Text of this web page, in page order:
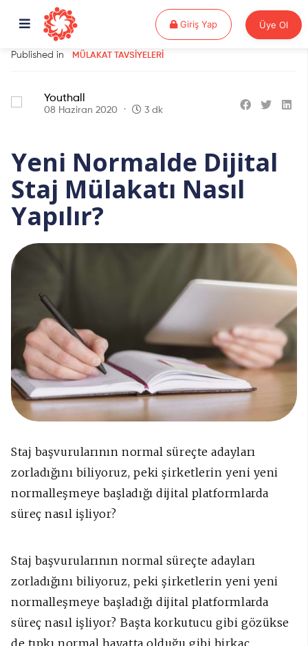
Giriş YapGiriş Yap Üye Ol
Published in MÜLAKAT TAVSIYELERI
Youthall
08 Haziran 2020 3 dk
Yeni Normalde Dijital
Staj Mülakatı Nasıl
Yapılır?
Staj başvurularının normal süreçte adayları
zorladığını biliyoruz, peki şirketlerin yeni yeni
normalleşmeye başladığı dijital platformlarda
süreç nasıl işliyor?
Staj başvurularının normal süreçte adayları
zorladığını biliyoruz, peki şirketlerin yeni yeni
normalleşmeye başladığı dijital platformlarda
süreç nasıl işliyor? Başta korkutucu gibi gözükse